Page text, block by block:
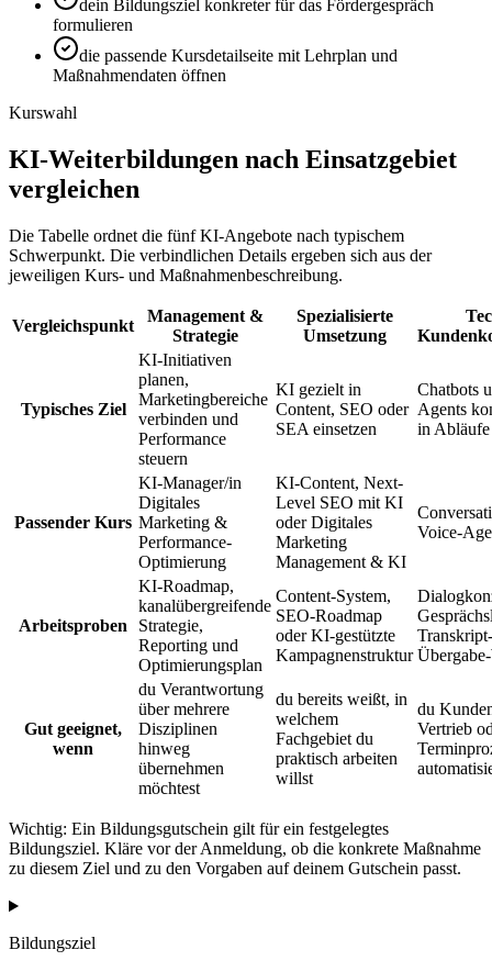
dein Bildungsziel konkreter für das Fördergespräch
formulieren
die passende Kursdetailseite mit Lehrplan und
Maßnahmendaten öffnen
Kurswahl
KI-Weiterbildungen nach Einsatzgebiet
vergleichen
Die Tabelle ordnet die fünf KI-Angebote nach typischem
Schwerpunkt. Die verbindlichen Details ergeben sich aus der
jeweiligen Kurs- und Maßnahmenbeschreibung.
Vergleichspunkt
Management &
Strategie
Spezialisierte
Umsetzung
Typisches Ziel
KI-Initiativen
planen,
Marketingbereiche
verbinden und
Performance
steuern
KI gezielt in
Content, SEO oder
SEA einsetzen
Chatbots
Agents
in
Passender Kurs
KI-Manager/in
Digitales
Marketing &
Performance-
Optimierung
KI-Content, Next-
Level SEO mit KI
oder Digitales
Marketing
Management & KI
Voice-
Arbeitsproben
KI-Roadmap,
kanalübergreifende
Strategie,
Reporting und
Optimierungsplan
Content-System,
SEO-Roadmap
oder KI-gestützte
Kampagnenstruktur
Gut geeignet,
wenn
du Verantwortung
über mehrere
Disziplinen
hinweg
übernehmen
möchtest
du bereits weißt, in
welchem
Fachgebiet du
praktisch arbeiten
willst
du
Vertrieb
Wichtig: Ein Bildungsgutschein gilt für ein festgelegtes
Bildungsziel. Kläre vor der Anmeldung, ob die konkrete Maßnahme
zu diesem Ziel und zu den Vorgaben auf deinem Gutschein passt.
Bildungsziel